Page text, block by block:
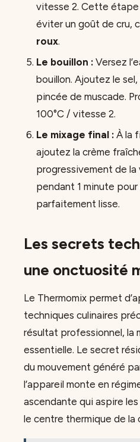
vitesse 2. Cette
éviter un goût de cru,
roux.
Le bouillon :Versez
bouillon. Ajoutez le
pincée de muscade.
100°C / vitesse 2.
Le mixage final :À la
ajoutez la crème
progressivement de
pendant 1 minute
parfaitement lisse.
Les secrets
une onctuosité
Le Thermomix permet
techniques culinaires
résultat professionnel, la
essentielle. Le secret
du mouvement généré
l’appareil monte en
ascendante qui aspire
le centre thermique de la